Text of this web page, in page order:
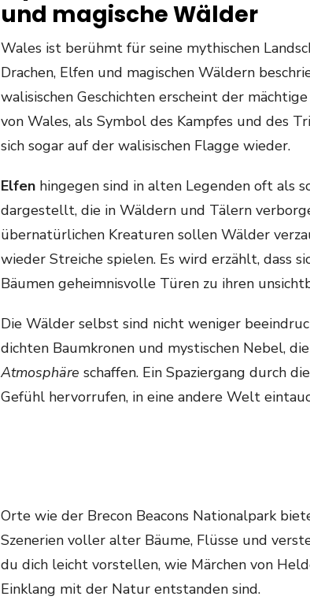
und magische Wälder
Wales ist berühmt für seine mythischen
Drachen, Elfen und magischen Wäldern
walisischen Geschichten erscheint der
von Wales, als Symbol des Kampfes und des
sich sogar auf der walisischen Flagge wieder.
Elfen hingegen sind in alten Legenden oft als
dargestellt, die in Wäldern und Tälern
übernatürlichen Kreaturen sollen Wälder
wieder Streiche spielen. Es wird erzählt, dass
Bäumen geheimnisvolle Türen zu ihren
Die Wälder selbst sind nicht weniger
dichten Baumkronen und mystischen Nebel,
Atmosphäre schaffen. Ein Spaziergang durch
Gefühl hervorrufen, in eine andere Welt
Orte wie der Brecon Beacons Nationalpark
Szenerien voller alter Bäume, Flüsse und
du dich leicht vorstellen, wie Märchen von
Einklang mit der Natur entstanden sind.